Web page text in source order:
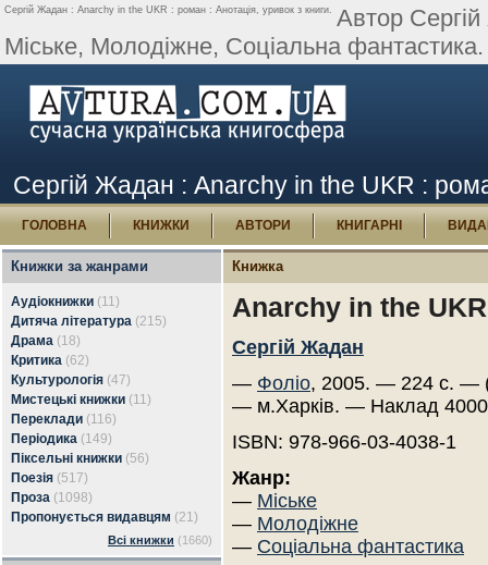
Сергій Жадан : Anarchy in the UKR : роман : Анотація, уривок з книги. Автор
Міське, Молодіжне, Соціальна
Сергій Жадан : Anarchy in the UKR :
ГОЛОВНА КНИЖКИ АВТОРИ КНИГАРНІ
Книжки за жанрами
Аудіокнижки (11)
Дитяча література (215)
Драма (18)
Критика (62)
Культурологія (47)
Мистецькі книжки (11)
Переклади (116)
Періодика (149)
Піксельні книжки (56)
Поезія (517)
Проза (1098)
Пропонується видавцям (21)
Всі книжки (1660)
Книжка
Anarchy in the
Сергій Жадан
— Фоліо, 2005. — 224 с. —
— м.Харків. — Наклад
ISBN: 978-966-03-4038-1
Жанр:
— Міське
— Молодіжне
— Соціальна фантастика